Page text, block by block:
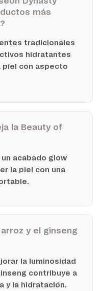
más
tradicionales
hidratantes
piel con aspecto
la Beauty of
acabado glow
la piel con una
y el ginseng
la luminosidad
contribuye a
y la hidratación.